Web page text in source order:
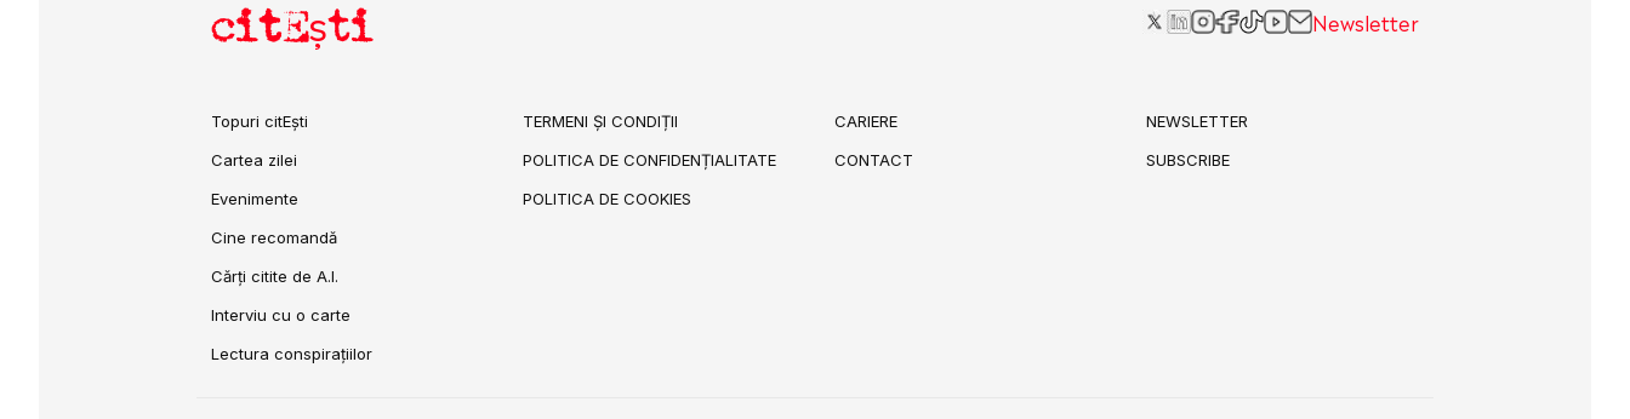
citEști Newsletter
Topuri citEști
Cartea zilei
Evenimente
Cine recomandă
Cărți citite de A.I.
Interviu cu o carte
Lectura conspirațiilor
TERMENI ȘI CONDIȚII
POLITICA DE CONFIDENȚIALITATE
POLITICA DE COOKIES
CARIERE
CONTACT
NEWSLETTER
SUBSCRIBE